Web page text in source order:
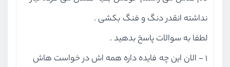
نداشته انقدر دنگ و فنگ بکشی .
لطفا به سوالات پاسخ بدهید .
1 - الان این چه فایده داره همه اش در خواست هاش